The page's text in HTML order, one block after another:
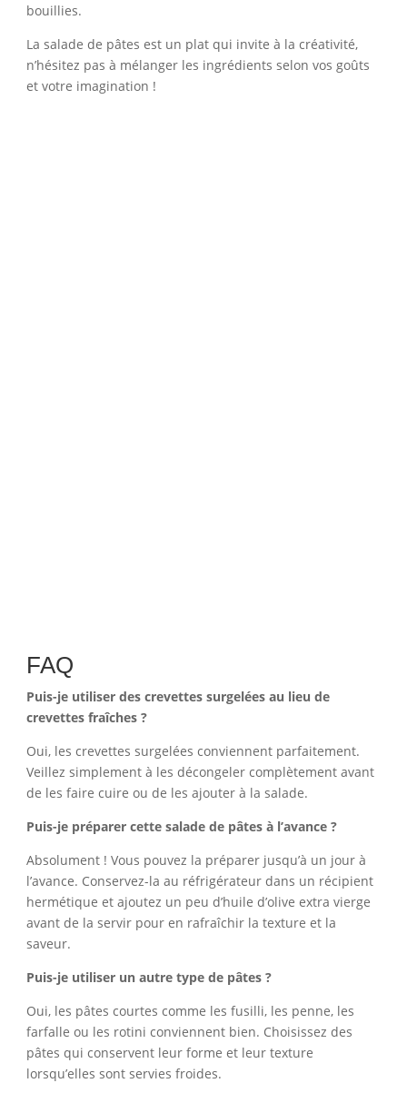
bouillies.
La salade de pâtes est un plat qui invite à la créativité,
n’hésitez pas à mélanger les ingrédients selon vos goûts
et votre imagination !
FAQ
Puis-je utiliser des crevettes surgelées au lieu de
crevettes fraîches ?
Oui, les crevettes surgelées conviennent parfaitement.
Veillez simplement à les décongeler complètement avant
de les faire cuire ou de les ajouter à la salade.
Puis-je préparer cette salade de pâtes à l’avance ?
Absolument ! Vous pouvez la préparer jusqu’à un jour à
l’avance. Conservez-la au réfrigérateur dans un récipient
hermétique et ajoutez un peu d’huile d’olive extra vierge
avant de la servir pour en rafraîchir la texture et la
saveur.
Puis-je utiliser un autre type de pâtes ?
Oui, les pâtes courtes comme les fusilli, les penne, les
farfalle ou les rotini conviennent bien. Choisissez des
pâtes qui conservent leur forme et leur texture
lorsqu’elles sont servies froides.